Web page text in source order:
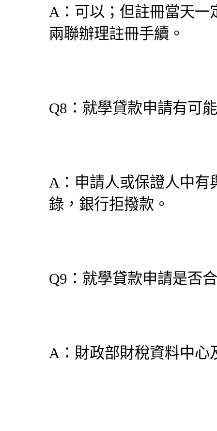
A：可以；但註冊當天一
兩聯辦理註冊手續。
Q8：就學貸款申請有可
A：申請人或保證人中有
錄，銀行拒撥款。
Q9：就學貸款申請是否
A：財政部財稅資料中心